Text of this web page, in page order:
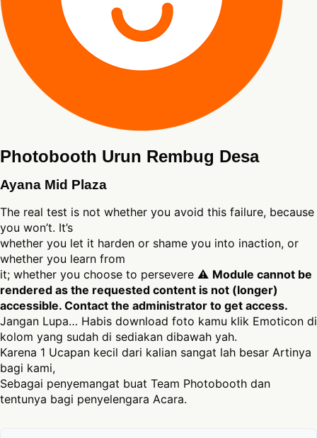
Photobooth Urun Rembug Desa
Ayana Mid Plaza
The real test is not whether you avoid this failure, because
you won’t. It’s
whether you let it harden or shame you into inaction, or
whether you learn from
it; whether you choose to persevere ⚠ Module cannot be
rendered as the requested content is not (longer)
accessible. Contact the administrator to get access.
Jangan Lupa… Habis download foto kamu klik Emoticon di
kolom yang sudah di sediakan dibawah yah.
Karena 1 Ucapan kecil dari kalian sangat lah besar Artinya
bagi kami,
Sebagai penyemangat buat Team Photobooth dan
tentunya bagi penyelengara Acara.